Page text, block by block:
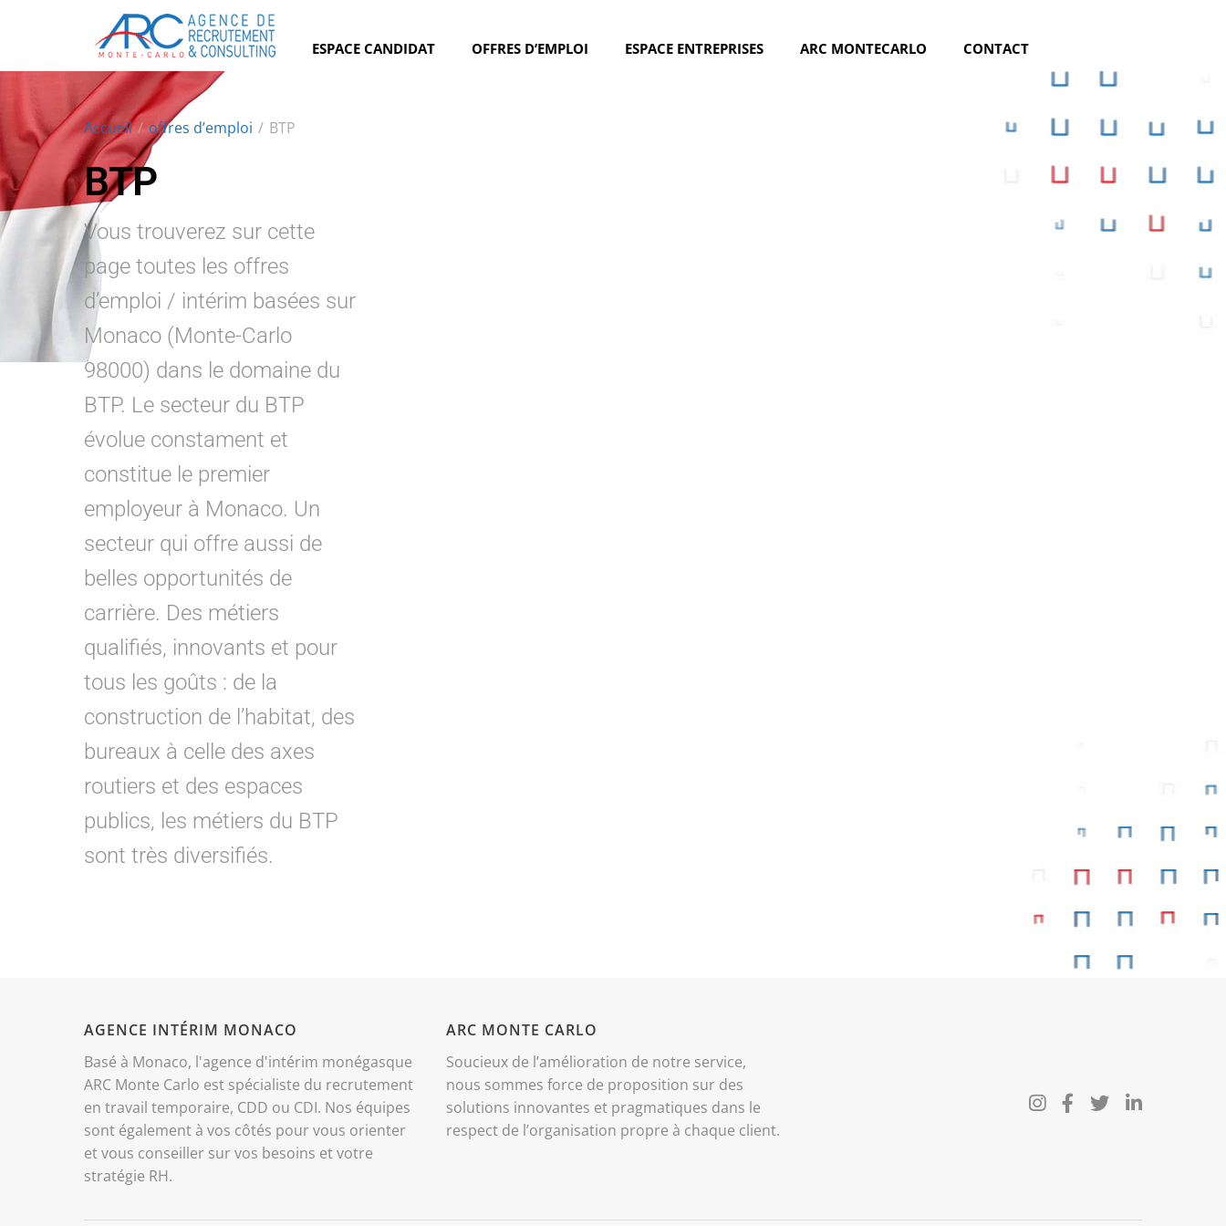
ESPACE CANDIDAT OFFRES D’EMPLOI ESPACE ENTREPRISES ARC MONTECARLO CONTACT
Accueil / offres d’emploi / BTP
BTP
Vous trouverez sur cette
page toutes les offres
d’emploi / intérim basées sur
Monaco (Monte-Carlo
98000) dans le domaine du
BTP. Le secteur du BTP
évolue constament et
constitue le premier
employeur à Monaco. Un
secteur qui offre aussi de
belles opportunités de
carrière. Des métiers
qualifiés, innovants et pour
tous les goûts : de la
construction de l’habitat, des
bureaux à celle des axes
routiers et des espaces
publics, les métiers du BTP
sont très diversifiés.
AGENCE INTÉRIM MONACO
Basé à Monaco, l'agence d'intérim monégasque
ARC Monte Carlo est spécialiste du recrutement
en travail temporaire, CDD ou CDI. Nos équipes
sont également à vos côtés pour vous orienter
et vous conseiller sur vos besoins et votre
stratégie RH.
ARC MONTE CARLO
Soucieux de l’amélioration de notre service,
nous sommes force de proposition sur des
solutions innovantes et pragmatiques dans le
respect de l’organisation propre à chaque client.